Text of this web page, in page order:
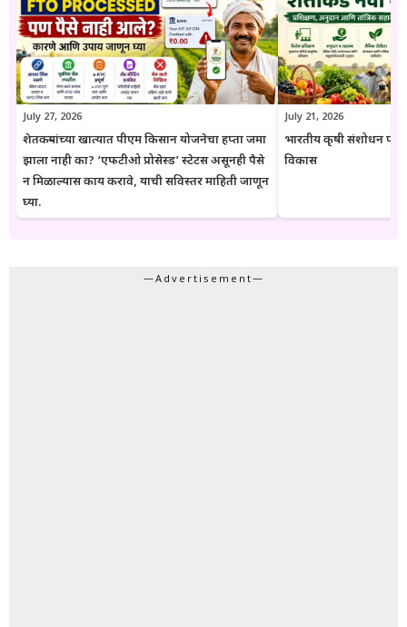
येतात. या संकेतस्थळावरील माहिती ही केवळ जनजागृती आणि मार्गदर्शनाच्या
उद्देशाने प्रकाशित केली जाते. कोणत्याही सरकारी योजनेसाठी अर्ज करण्यापूर्वी
संबंधित विभागाच्या अधिकृत संकेतस्थळावरील माहिती, नियम आणि अटींची
पडताळणी करण्याचा सल्ला दिला जातो.
July 27, 2026
शेतकऱ्यांच्या खात्यात पीएम किसान योजनेचा हप्ता जमा
झाला नाही का? ‘एफटीओ प्रोसेस्ड’ स्टेटस असूनही पैसे
न मिळाल्यास काय करावे, याची सविस्तर माहिती जाणून
घ्या.
July 21, 2026
भारतीय कृषी संशोधन
विकास
—Advertisement—